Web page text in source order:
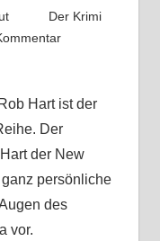
Der Krimi
Hart ist der
Der
der New
persönliche
des
vor.